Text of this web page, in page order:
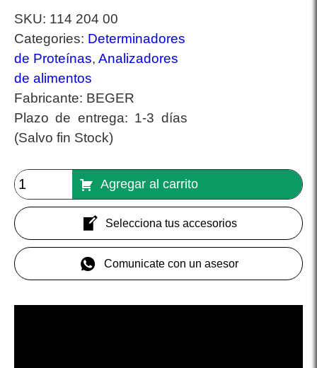
SKU: 114 204 00
Categories: Determinadores
de Proteínas, Analizadores
de alimentos
Fabricante: BEGER
Plazo de entrega: 1-3 días
(Salvo fin Stock)
Agregar al carrito
Selecciona tus accesorios
Comunicate con un asesor